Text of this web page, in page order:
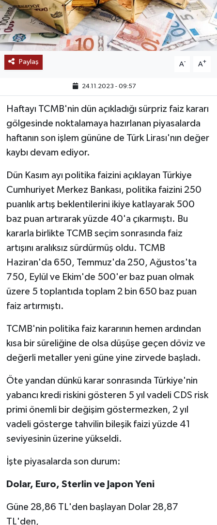
Paylaş A- A+
24.11.2023 - 09:57
Haftayı TCMB'nin dün açıkladığı sürpriz faiz kararı
gölgesinde noktalamaya hazırlanan piyasalarda
haftanın son işlem gününe de Türk Lirası'nın değer
kaybı devam ediyor.
Dün Kasım ayı politika faizini açıklayan Türkiye
Cumhuriyet Merkez Bankası, politika faizini 250
puanlık artış beklentilerini ikiye katlayarak 500
baz puan artırarak yüzde 40'a çıkarmıştı. Bu
kararla birlikte TCMB seçim sonrasında faiz
artışını aralıksız sürdürmüş oldu. TCMB
Haziran'da 650, Temmuz'da 250, Ağustos'ta
750, Eylül ve Ekim'de 500'er baz puan olmak
üzere 5 toplantıda toplam 2 bin 650 baz puan
faiz artırmıştı.
TCMB'nin politika faiz kararının hemen ardından
kısa bir süreliğine de olsa düşüşe geçen döviz ve
değerli metaller yeni güne yine zirvede başladı.
Öte yandan dünkü karar sonrasında Türkiye'nin
yabancı kredi riskini gösteren 5 yıl vadeli CDS risk
primi önemli bir değişim göstermezken, 2 yıl
vadeli gösterge tahvilin bileşik faizi yüzde 41
seviyesinin üzerine yükseldi.
İşte piyasalarda son durum:
Dolar, Euro, Sterlin ve Japon Yeni
Güne 28,86 TL'den başlayan Dolar 28,87
TL'den,
KEŞFET
POPÜLER
DÜNYA
MEDYA
OTOMOTİV
YAŞAM
KÜLTÜR SANAT